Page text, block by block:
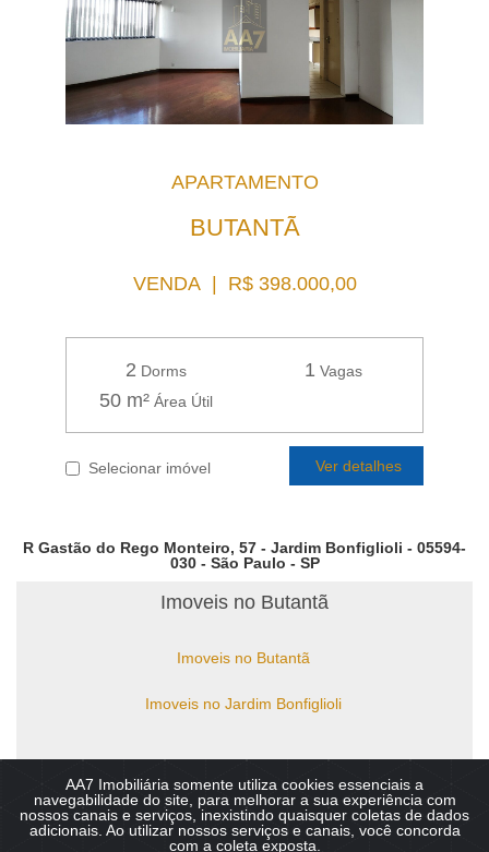
APARTAMENTO
BUTANTÃ
VENDA | R$ 398.000,00
2 Dorms 1 Vagas
50 m²Área Útil
Selecionar imóvel Ver detalhes
AA7 Imobiliária somente utiliza cookies essenciais a
navegabilidade do site, para melhorar a sua experiência com
nossos canais e serviços, inexistindo quaisquer coletas de dados
adicionais. Ao utilizar nossos serviços e canais, você concorda
com a coleta exposta.
R Gastão do Rego Monteiro, 57 - Jardim Bonfiglioli - 05594-
030 - São Paulo - SP
Imoveis no Butantã
Imoveis no Butantã
Imoveis no Jardim Bonfiglioli
Copyright © 2026 - AA7 Imobiliaria - Imoveis no Butantã,
Bonfiglioli, Vila Sônia, Guedala. :: CRECI 49.810-J Todos os direitos
reservados.